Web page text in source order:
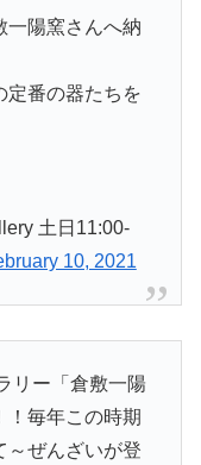
一陽窯さんへ納
定番の器たちを
土日11:00-
10, 2021
リー「倉敷一陽
！毎年この時期
～ぜんざいが登